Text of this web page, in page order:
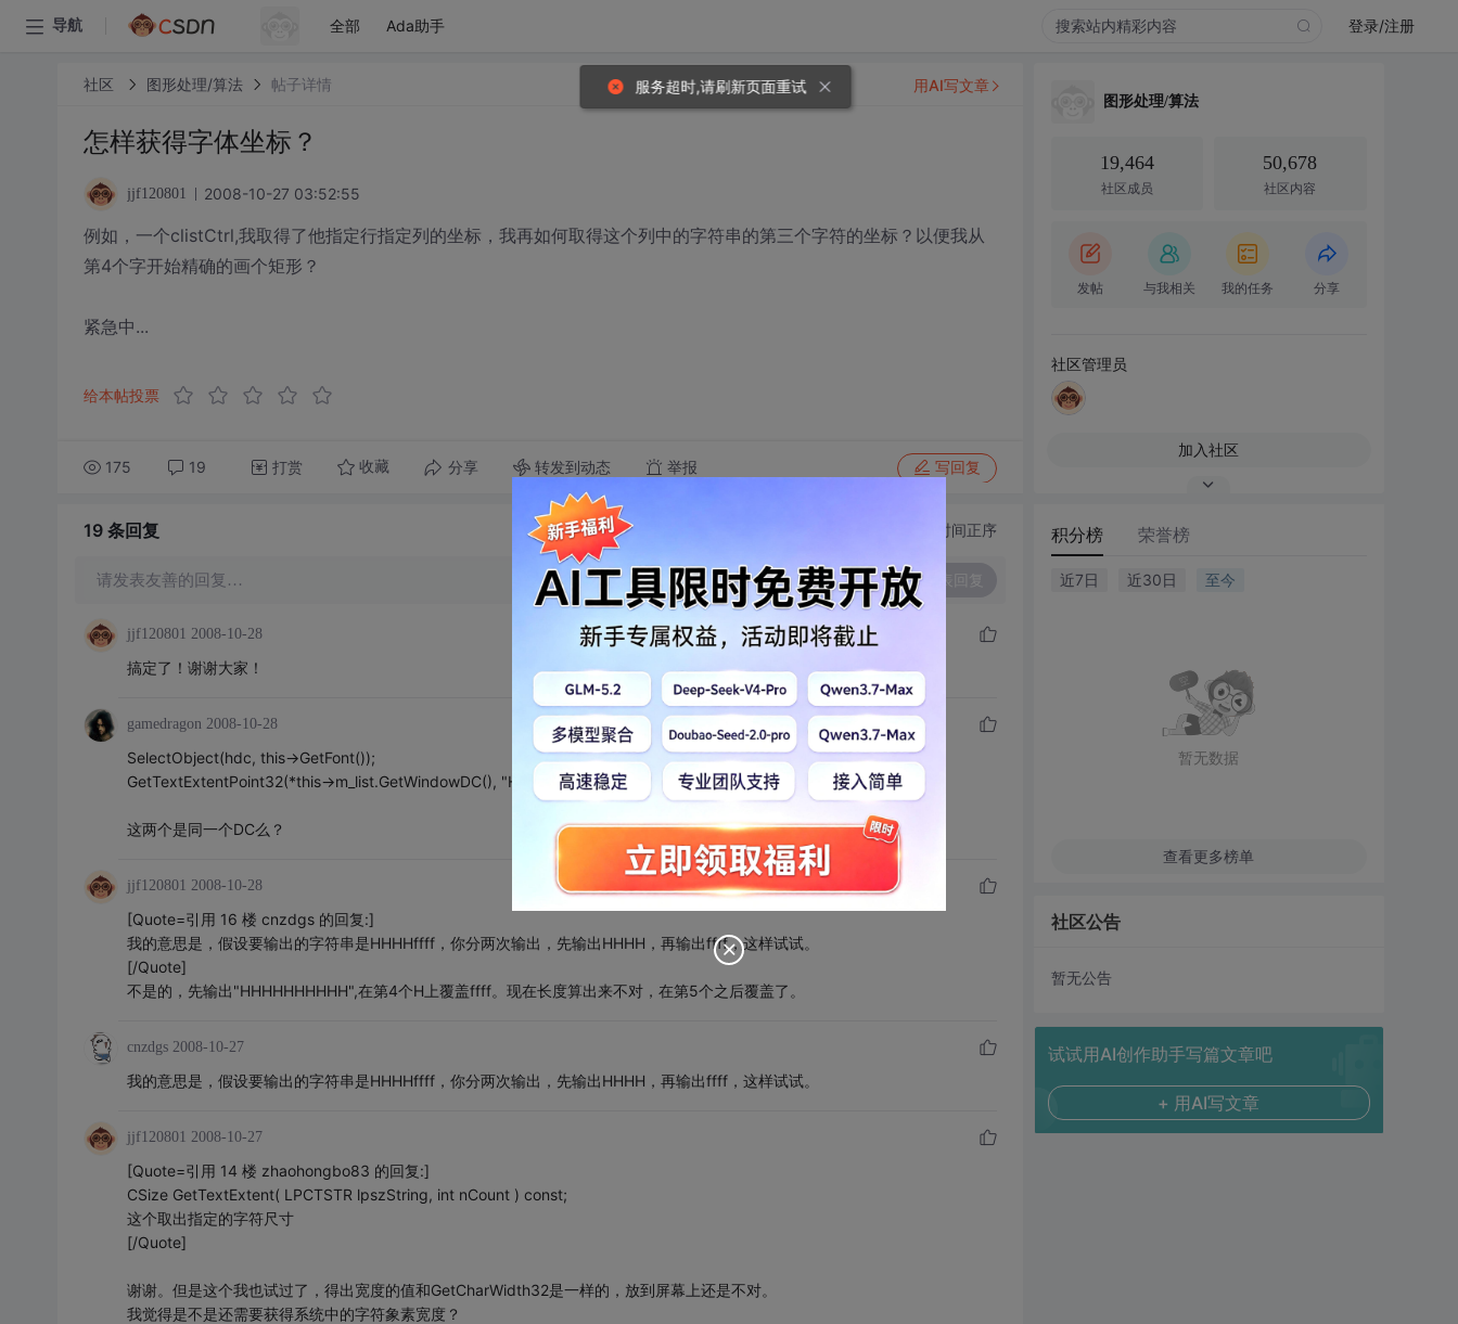
导航 全部 Ada助手 登录/注册
社区 图形处理/算法 帖子详情
怎样获得字体坐标？
jjf120801 2008-10-27 03:52:55
例如，一个clistCtrl,我取得了他指定行指定列的坐标，我再如何取得这个列中的字符串的第三个字符的坐标？以便我从
第4个字开始精确的画个矩形？
紧急中...
给本帖投票
175 19 打赏 收藏 分享 转发到动态 举报 写回复
用AI写文章
19 条回复 切换为时间正序
请发表友善的回复… 发表回复
jjf120801 2008-10-28
搞定了！谢谢大家！
gamedragon 2008-10-28
SelectObject(hdc, this->GetFont());
GetTextExtentPoint32(*this->m_list.GetWindowDC(), "HHHH", 4, &s);
这两个是同一个DC么？
jjf120801 2008-10-28
[Quote=引用 16 楼 cnzdgs 的回复:]
我的意思是，假设要输出的字符串是HHHHffff，你分两次输出，先输出HHHH，再输出ffff，这样试试。
[/Quote]
不是的，先输出"HHHHHHHHHH",在第4个H上覆盖ffff。现在长度算出来不对，在第5个之后覆盖了。
cnzdgs 2008-10-27
我的意思是，假设要输出的字符串是HHHHffff，你分两次输出，先输出HHHH，再输出ffff，这样试试。
jjf120801 2008-10-27
[Quote=引用 14 楼 zhaohongbo83 的回复:]
CSize GetTextExtent( LPCTSTR lpszString, int nCount ) const;
这个取出指定的字符尺寸
[/Quote]
谢谢。但是这个我也试过了，得出宽度的值和GetCharWidth32是一样的，放到屏幕上还是不对。
我觉得是不是还需要获得系统中的字符象素宽度？
图形处理/算法
19,464
社区成员
50,678
社区内容
发帖 与我相关 我的任务 分享
社区管理员
加入社区
积分榜 荣誉榜
近7日 近30日 至今
暂无数据
查看更多榜单
社区公告
暂无公告
试试用AI创作助手写篇文章吧
+ 用AI写文章
服务超时,请刷新页面重试